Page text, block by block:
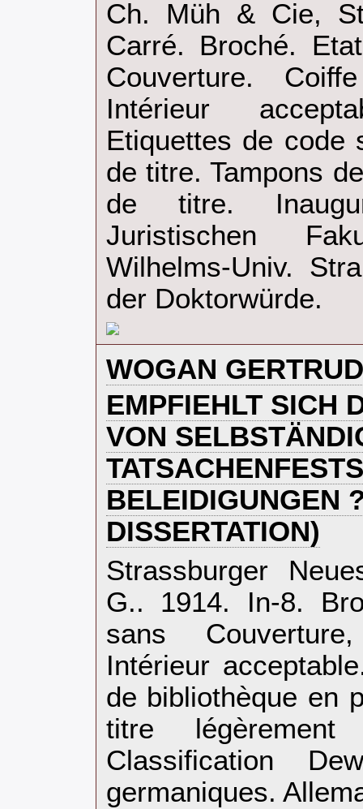
‎Ch. Müh & Cie,
Carré. Broché.
Couverture.
Intérieur
Etiquettes de code
de titre. Tampons
de titre.
Juristischen
Wilhelms-Univ.
der Doktorwürde.‎
‎WOGAN GERTRUD‎
‎EMPFIEHLT SICH
VON
BELEIDIGUNGEN
DISSERTATION)‎
‎Strassburger
G.. 1914. In-8.
sans
Intérieur
de bibliothèque en
titre
Classification
germaniques.